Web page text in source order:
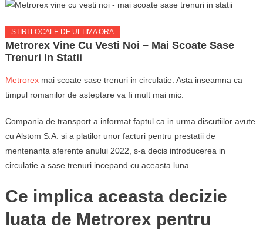
STIRI LOCALE DE ULTIMA ORA
Metrorex Vine Cu Vesti Noi – Mai Scoate Sase
Trenuri In Statii
Metrorexmai scoate sase trenuri in circulatie. Asta inseamna ca
timpul romanilor de asteptare va fi mult mai mic.
Compania de transport a informat faptul ca in urma discutiilor avute
cu Alstom S.A. si a platilor unor facturi pentru prestatii de
mentenanta aferente anului 2022, s-a decis introducerea in
circulatie a sase trenuri incepand cu aceasta luna.
Ce implica aceasta decizie
luata de Metrorex pentru